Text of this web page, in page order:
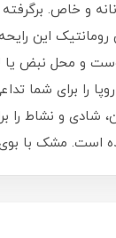
و خاص.
این
و محل نبض یا
را برای شما
شادی و نشاط را